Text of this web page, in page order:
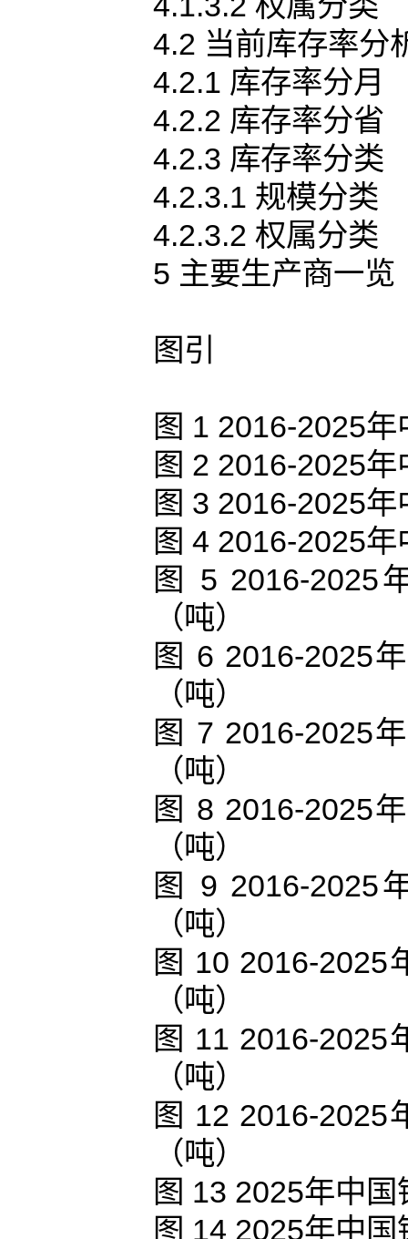
4.2 当前库存率分
4.2.1 库存率分月
4.2.2 库存率分省
4.2.3 库存率分类
4.2.3.1 规模分类
4.2.3.2 权属分类
5 主要生产商一览
图引
图 1 2016-2025
图 2 2016-2025
图 3 2016-2025
图 4 2016-2025
图 5 2016-2025
（吨）
图 6 2016-2025
（吨）
图 7 2016-2025
（吨）
图 8 2016-2025
（吨）
图 9 2016-2025
（吨）
图 10 2016-2025
（吨）
图 11 2016-2025
（吨）
图 12 2016-2025
（吨）
图 13 2025年中
图 14 2025年中